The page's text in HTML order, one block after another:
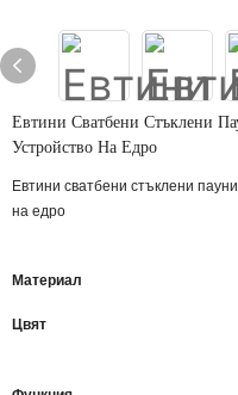
Евтини Сватбени Стъклени
Устройство На Едро
Евтини сватбени стъклени
на едро
Материал
Цвят